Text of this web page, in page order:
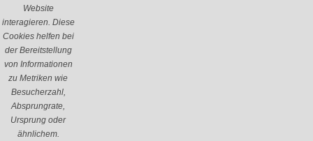
Website
interagieren. Diese
Cookies helfen bei
der Bereitstellung
von Informationen
zu Metriken wie
Besucherzahl,
Absprungrate,
Ursprung oder
ähnlichem.